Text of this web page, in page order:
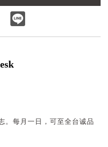
。每月一日，可至全台诚品